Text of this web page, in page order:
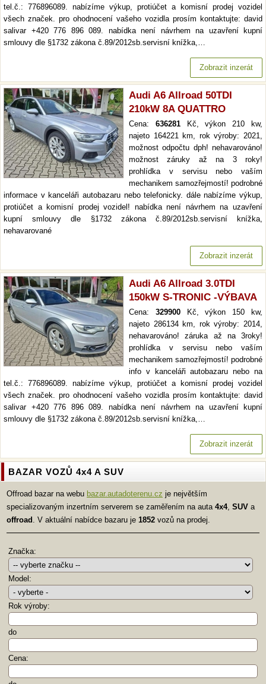
tel.č.: 776896089. nabízíme výkup, protiúčet a komisní prodej vozidel
všech značek. pro ohodnocení vašeho vozidla prosím kontaktujte: david
salivar +420 776 896 089. nabídka není návrhem na uzavření kupní
smlouvy dle §1732 zákona č.89/2012sb.servisní knížka,…
Zobrazit inzerát
Audi A6 Allroad 50TDI
210kW 8A QUATTRO
Cena: 636281Kč, výkon 210 kw,
najeto 164221 km, rok výroby: 2021,
možnost odpočtu dph! nehavarováno!
možnost záruky až na 3 roky!
prohlídka v servisu nebo vaším
mechanikem samozřejmostí! podrobné
informace v kanceláři autobazaru nebo telefonicky. dále nabízíme výkup,
protiúčet a komisní prodej vozidel! nabídka není návrhem na uzavření
kupní smlouvy dle §1732 zákona č.89/2012sb.servisní knížka,
nehavarované
Zobrazit inzerát
Audi A6 Allroad 3.0TDI
150kW S-TRONIC -VÝBAVA
Cena: 329900Kč, výkon 150 kw,
najeto 286134 km, rok výroby: 2014,
nehavarováno! záruka až na 3roky!
prohlídka v servisu nebo vaším
mechanikem samozřejmostí! podrobné
info v kanceláři autobazaru nebo na
tel.č.: 776896089. nabízíme výkup, protiúčet a komisní prodej vozidel
všech značek. pro ohodnocení vašeho vozidla prosím kontaktujte: david
salivar +420 776 896 089. nabídka není návrhem na uzavření kupní
smlouvy dle §1732 zákona č.89/2012sb.servisní knížka,…
Zobrazit inzerát
BAZAR VOZŮ 4x4 A SUV
Offroad bazar na webu bazar.autadoterenu.cz je největším
specializovaným inzertním serverem se zaměřením na auta 4x4, SUV a
offroad . V aktuální nabídce bazaru je 1852 vozů na prodej.
Značka:
Model:
Rok výroby:
do
Cena: